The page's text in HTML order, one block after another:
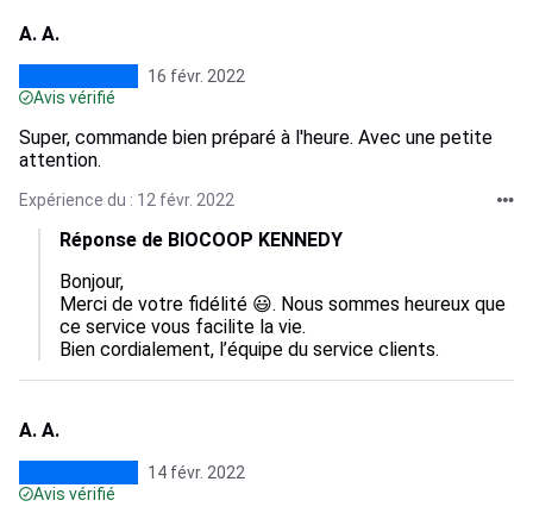
A. A.
16 févr. 2022
Avis vérifié
Super, commande bien préparé à l'heure. Avec une petite
attention.
Expérience du : 12 févr. 2022
Réponse de BIOCOOP KENNEDY
Bonjour,
Merci de votre fidélité 😃. Nous sommes heureux que
ce service vous facilite la vie.
Bien cordialement, l’équipe du service clients.
A. A.
14 févr. 2022
Avis vérifié